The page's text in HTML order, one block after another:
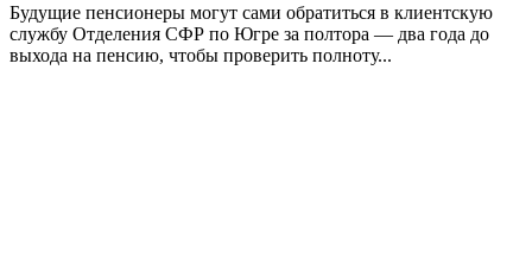
Будущие пенсионеры могут сами обратиться в клиентскую
службу Отделения СФР по Югре за полтора — два года до
выхода на пенсию, чтобы проверить полноту...